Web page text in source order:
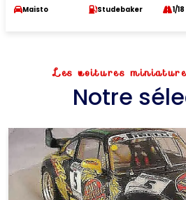
Maisto Studebaker 1/18
Les voitures
Notre